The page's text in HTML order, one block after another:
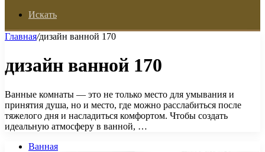
Искать
Главная/дизайн ванной 170
дизайн ванной 170
Ванные комнаты — это не только место для умывания и
принятия душа, но и место, где можно расслабиться после
тяжелого дня и насладиться комфортом. Чтобы создать
идеальную атмосферу в ванной, …
Ванная